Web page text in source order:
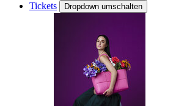
Tickets
Dropdown umschalten